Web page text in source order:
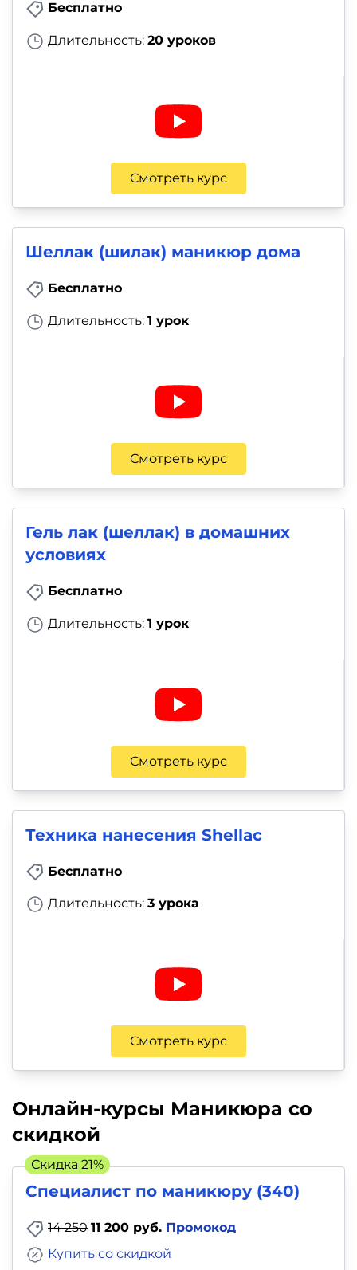
Бесплатно
Длительность: 20 уроков
Смотреть курс
Шеллак (шилак) маникюр дома
Бесплатно
Длительность: 1 урок
Смотреть курс
Гель лак (шеллак) в домашних
условиях
Бесплатно
Длительность: 1 урок
Смотреть курс
Техника нанесения Shellac
Бесплатно
Длительность: 3 урока
Смотреть курс
Онлайн-курсы Маникюра со
скидкой
Специалист по маникюру (340)
14 250 11 200 руб. Промокод
Купить со скидкой
Скидка 21%